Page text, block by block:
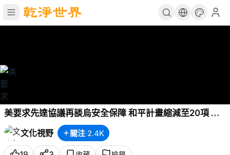
美要求先達協議再談烏安全保障 和平計畫縮減至20項 感
恩節前連4紅！道瓊升314點 台積電ADR漲近2％【新聞視
野】【文化視野】
文化視野 關注·2.4K